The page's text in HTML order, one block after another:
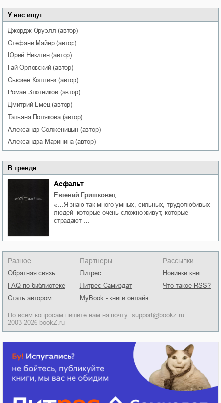
У нас ищут
Джордж Оруэлл (автор)
Стефани Майер(автор)
Юрий Никитин(автор)
Гай Орловский(автор)
Сьюзен Коллинз (автор)
Роман Злотников (автор)
Дмитрий Емец(автор)
Татьяна Полякова(автор)
Александр Солженицын (автор)
Александра Маринина (автор)
В тренде
Асфальт
Евгений Гришковец
«…Я знаю так много умных, сильных, трудолюбивых
людей, которые очень сложно живут, которые
страдают …
Разное
Обратная связь
FAQ по библиотеке
Стать автором
Партнеры
Литрес
Литрес Самиздат
MyBook - книги онлайн
Рассылки
Новинки книг
Что такое RSS?
По всем вопросам пишите нам на почту: support@bookz.ru
2003-2026 bookZ.ru